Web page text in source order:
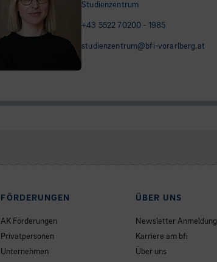
Studienzentrum
+43 5522 70200 - 1985
studienzentrum@bfi-vorarlberg.at
FÖRDERUNGEN
AK Förderungen
Privatpersonen
Unternehmen
ÜBER UNS
Newsletter Anmeldung
Karriere am bfi
Über uns